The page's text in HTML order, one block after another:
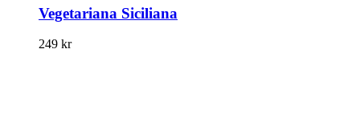
Vegetariana Siciliana
249 kr